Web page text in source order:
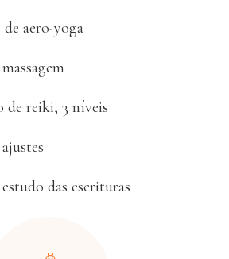
aero-yoga
de reiki, 3 níveis
das escrituras